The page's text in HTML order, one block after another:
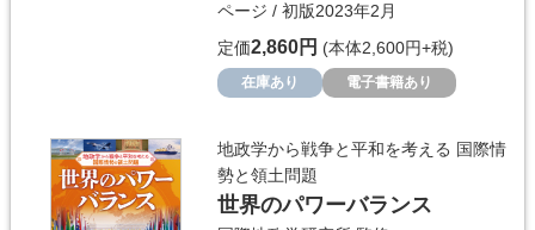
ページ / 初版2023年2月
定価2,860円 (本体2,600円+税)
在庫あり 電子書籍あり
地政学から戦争と平和を考える 国際情
勢と領土問題
世界のパワーバランス